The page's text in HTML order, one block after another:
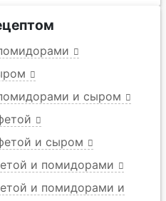
и сыром
и сыром
и помидорами
и помидорами и